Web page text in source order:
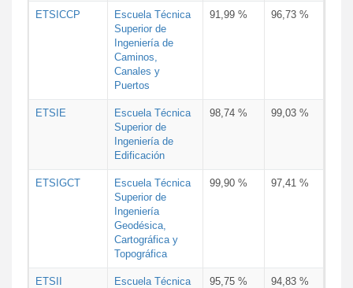
ETSICCP
Escuela Técnica
Superior de
Ingeniería de
Caminos,
Canales y
Puertos
91,99 % 96,73 %
ETSIE
Escuela Técnica
Superior de
Ingeniería de
Edificación
98,74 % 99,03 %
ETSIGCT
Escuela Técnica
Superior de
Ingeniería
Geodésica,
Cartográfica y
Topográfica
99,90 % 97,41 %
ETSII
Escuela Técnica
95,75 % 94,83 %